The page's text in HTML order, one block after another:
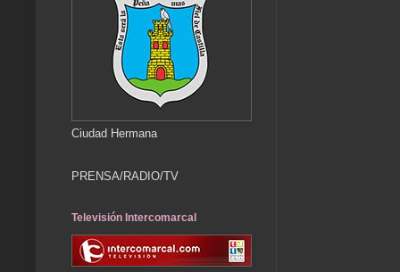
Ciudad Hermana
PRENSA/RADIO/TV
Televisión Intercomarcal